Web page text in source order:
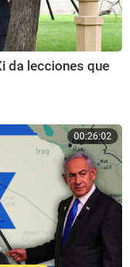
da lecciones que
00:26:02